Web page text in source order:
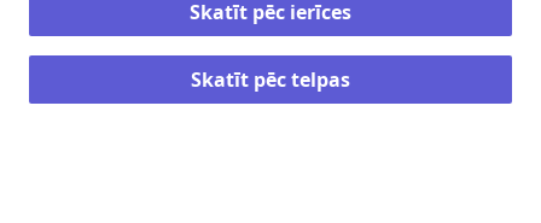
Skatīt pēc ierīces
Skatīt pēc telpas